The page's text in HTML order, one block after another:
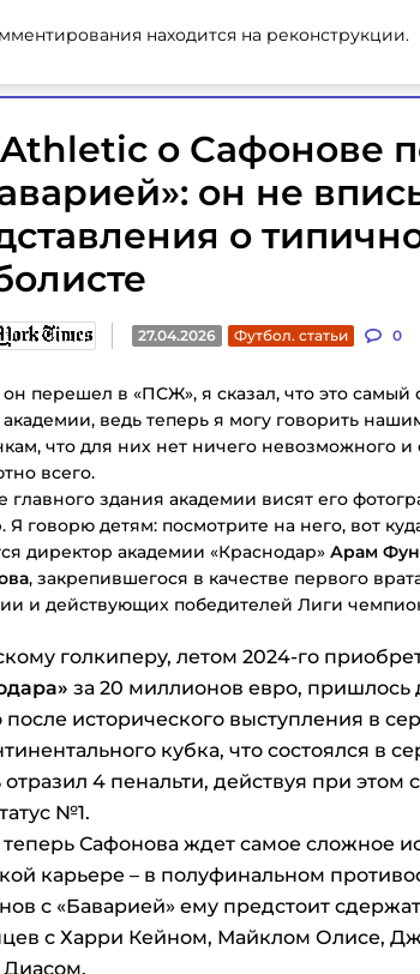
находится на реконструкции.
о Сафонове
он не
о
27.04.2026 Футбол. статьи 0
он перешел в «ПСЖ», я сказал, что это самый
ведь теперь я могу говорить
что для них нет ничего невозможного и
всего.
главного здания академии висят его
Я говорю детям: посмотрите на него, вот
директор академии «Краснодар» Арам
, закрепившегося в качестве первого
и действующих победителей Лиги
голкиперу, летом 2024-го
за 20 миллионов евро, пришлось
после исторического выступления в
кубка, что состоялся в
отразил 4 пенальти, действуя при
№1.
Сафонова ждет самое сложное
карьере – в полуфинальном
с «Баварией» ему предстоит
с Харри Кейном, Майклом Олисе,